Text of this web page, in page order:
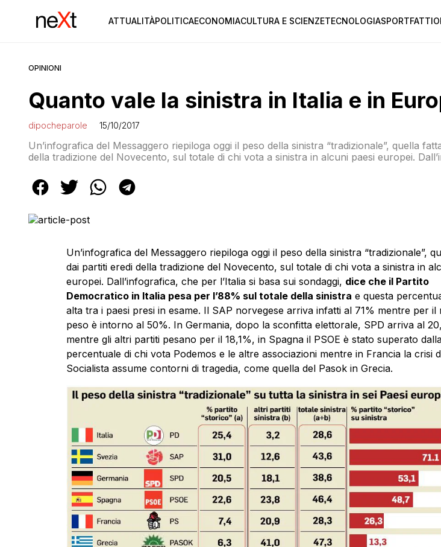
ATTUALITÀPOLITICAECONOMIACULTURA E SCIENZETECNOLOGIASPORTFATTI
OPINIONI
Quanto vale la sinistra in Italia e in
dipocheparole 15/10/2017
Un’infografica del Messaggero riepiloga oggi il peso della sinistra “tradizionale”, quella
della tradizione del Novecento, sul totale di chi vota a sinistra in alcuni paesi europei.
e questa percentuale […]
Un’infografica del Messaggero riepiloga oggi il peso della sinistra “tradizionale”,
dai partiti eredi della tradizione del Novecento, sul totale di chi vota a sinistra in
europei. Dall’infografica, che per l’Italia si basa sui sondaggi, dice che il Partito
Democratico in Italia pesa per l’88% sul totale della sinistra e questa
alta tra i paesi presi in esame. Il SAP norvegese arriva infatti al 71% mentre per il
peso è intorno al 50%. In Germania, dopo la sconfitta elettorale, SPD arriva al
mentre gli altri partiti pesano per il 18,1%, in Spagna il PSOE è stato superato
percentuale di chi vota Podemos e le altre associazioni mentre in Francia la crisi
Socialista assume contorni di tragedia, come quella del Pasok in Grecia.